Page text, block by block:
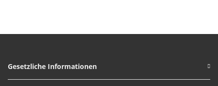
Gesetzliche Informationen